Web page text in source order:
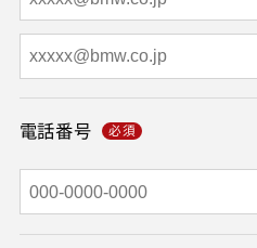
電話番号